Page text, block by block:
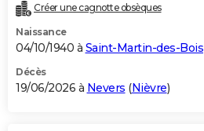
Créer une cagnotte obsèques
Naissance
04/10/1940 à Saint-Martin-des-Bois
Décès
19/06/2026 à Nevers (Nièvre)